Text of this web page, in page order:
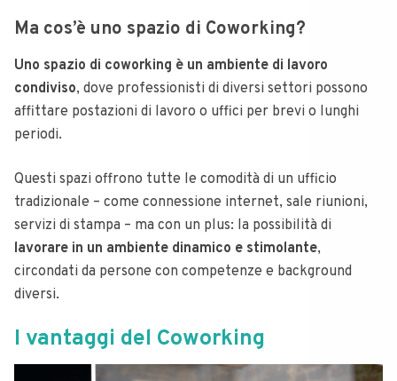
Ma cos’è uno spazio di Coworking?
Uno spazio di coworking è un ambiente di lavoro
condiviso, dove professionisti di diversi settori possono
affittare postazioni di lavoro o uffici per brevi o lunghi
periodi.
Questi spazi offrono tutte le comodità di un ufficio
tradizionale – come connessione internet, sale riunioni,
servizi di stampa – ma con un plus: la possibilità di
lavorare in un ambiente dinamico e stimolante,
circondati da persone con competenze e background
diversi.
I vantaggi del Coworking